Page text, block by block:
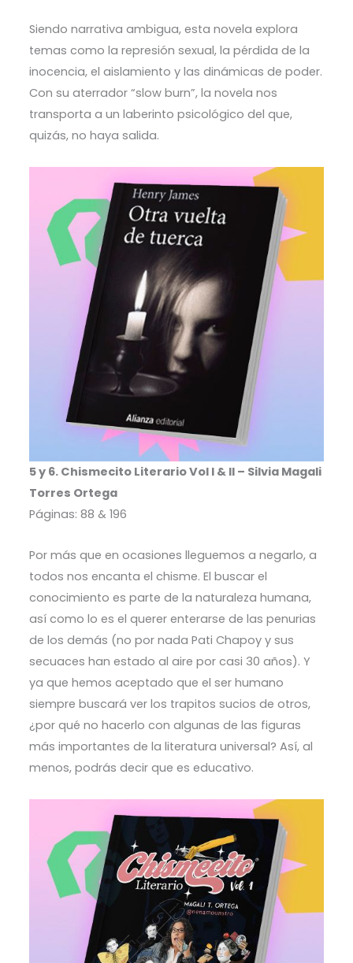
Siendo narrativa ambigua, esta novela explora
temas como la represión sexual, la pérdida de la
inocencia, el aislamiento y las dinámicas de poder.
Con su aterrador “slow burn”, la novela nos
transporta a un laberinto psicológico del que,
quizás, no haya salida.
5 y 6. Chismecito Literario Vol I & II – Silvia Magali
Torres Ortega
Páginas: 88 & 196
Por más que en ocasiones lleguemos a negarlo, a
todos nos encanta el chisme. El buscar el
conocimiento es parte de la naturaleza humana,
así como lo es el querer enterarse de las penurias
de los demás (no por nada Pati Chapoy y sus
secuaces han estado al aire por casi 30 años). Y
ya que hemos aceptado que el ser humano
siempre buscará ver los trapitos sucios de otros,
¿por qué no hacerlo con algunas de las figuras
más importantes de la literatura universal? Así, al
menos, podrás decir que es educativo.